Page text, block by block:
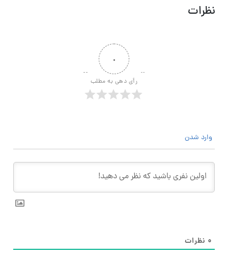
نظرات
۰
رأی دهی به مطلب
وارد شدن
۰ نظرات